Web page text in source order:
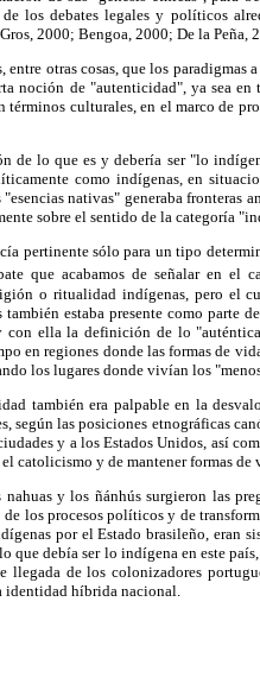
los debates legales y políticos
2000; Bengoa, 2000; De la Peña,
otras cosas, que los paradigmas
noción de "autenticidad", ya sea
culturales, en el marco de
de lo que es y debería ser "lo
como indígenas, en
nativas" generaba fronteras
sobre el sentido de la categoría
pertinente sólo para un tipo
que acabamos de señalar en
o ritualidad indígenas, pero el
estaba presente como parte
ella la definición de lo
en regiones donde las formas de
los lugares donde vivían los
también era palpable en la
según las posiciones etnográficas
y a los Estados Unidos, así
catolicismo y de mantener formas de
nahuas y los ñánhús surgieron las
los procesos políticos y de
por el Estado brasileño, eran
que debía ser lo indígena en este
llegada de los colonizadores
identidad híbrida nacional.